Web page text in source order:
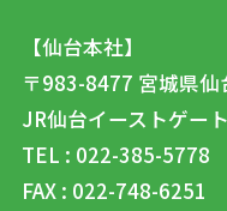
【仙台本社】
〒983-8477 宮城県
JR仙台イーストゲー
TEL : 022-385-5778
FAX : 022-748-6251